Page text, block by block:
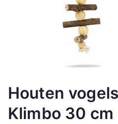
Houten
Klimbo 30 cm